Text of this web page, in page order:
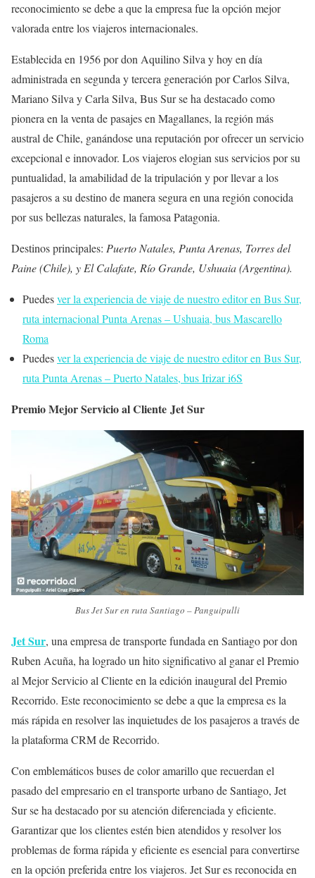
reconocimiento se debe a que la empresa fue la opción mejor
valorada entre los viajeros internacionales.
Establecida en 1956 por don Aquilino Silva y hoy en día
administrada en segunda y tercera generación por Carlos Silva,
Mariano Silva y Carla Silva, Bus Sur se ha destacado como
pionera en la venta de pasajes en Magallanes, la región más
austral de Chile, ganándose una reputación por ofrecer un servicio
excepcional e innovador. Los viajeros elogian sus servicios por su
puntualidad, la amabilidad de la tripulación y por llevar a los
pasajeros a su destino de manera segura en una región conocida
por sus bellezas naturales, la famosa Patagonia.
Destinos principales: Puerto Natales, Punta Arenas, Torres del
Paine (Chile), y El Calafate, Río Grande, Ushuaia (Argentina).
Puedesver la experiencia de viaje de nuestro editor en Bus Sur,
ruta internacional Punta Arenas – Ushuaia, bus Mascarello
Roma
Puedesver la experiencia de viaje de nuestro editor en Bus Sur,
ruta Punta Arenas – Puerto Natales, bus Irizar i6S
PremioMejor Servicio al Cliente Jet Sur
Bus Jet Sur en ruta Santiago – Panguipulli
Jet Sur, una empresa de transporte fundada en Santiago por don
Ruben Acuña, ha logrado un hito significativo al ganar el Premio
al Mejor Servicio al Cliente en la edición inaugural del Premio
Recorrido. Este reconocimiento se debe a que la empresa es la
más rápida en resolver las inquietudes de los pasajeros a través de
la plataforma CRM de Recorrido.
Con emblemáticos buses de color amarillo que recuerdan el
pasado del empresario en el transporte urbano de Santiago, Jet
Sur se ha destacado por su atención diferenciada y eficiente.
Garantizar que los clientes estén bien atendidos y resolver los
problemas de forma rápida y eficiente es esencial para convertirse
en la opción preferida entre los viajeros. Jet Sur es reconocida en